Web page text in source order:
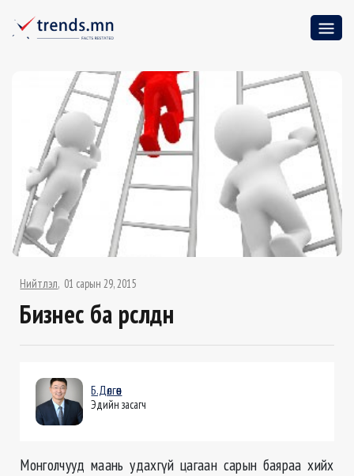
Нийтлэл 01 сарын 29, 2015
Бизнес ба өрсөлдөөн
Б.Дөлгөөн
Эдийн засагч
Монголчууд маань удахгүй цагаан сарын баяраа хийх